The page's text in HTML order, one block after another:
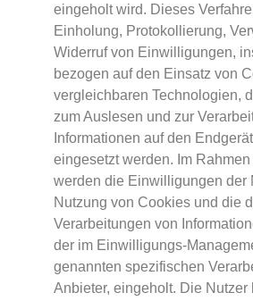
eingeholt wird. Dieses
Einholung, Protokollierung,
Widerruf von Einwilligungen,
bezogen auf den Einsatz von
vergleichbaren Technologien,
zum Auslesen und zur
Informationen auf den
eingesetzt werden. Im
werden die Einwilligungen der
Nutzung von Cookies und die
Verarbeitungen von
der im Einwilligungs-
genannten spezifischen
Anbieter, eingeholt. Die Nutzer